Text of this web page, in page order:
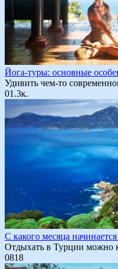
Йога-туры: основные
Удивить чем-то
01.3к.
С какого месяца
Отдыхать в Турции можно
0818